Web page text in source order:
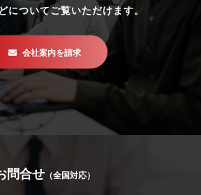
についてご覧いただけます。
会社案内を請求
問合せ （全国対応）